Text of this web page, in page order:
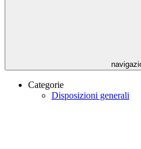
Categorie
Disposizioni generali